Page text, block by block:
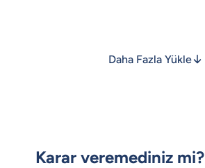
Karar veremediniz mi?
Daha Fazla Yükle